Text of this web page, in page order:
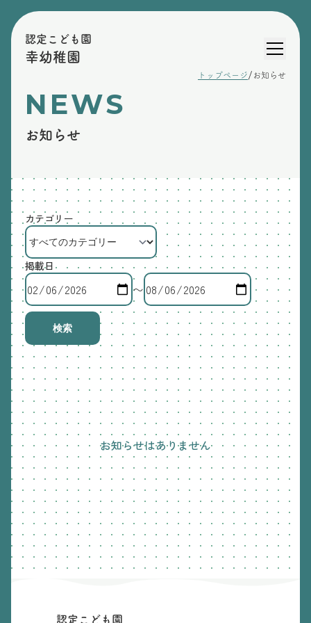
認定こども園
幸幼稚園
トップページ/ お知らせ
NEWS
お知らせ
カテゴリー
掲載日
〜
検索
お知らせはありません
認定こども園